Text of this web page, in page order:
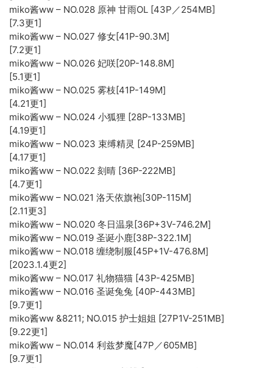
miko酱ww – NO.028 原神 甘雨OL [43P／254MB]
[7.3更1]
miko酱ww – NO.027 修女[41P-90.3M]
[7.2更1]
miko酱ww – NO.026 妃咲[20P-148.8M]
[5.1更1]
miko酱ww – NO.025 雾枝[41P-149M]
[4.21更1]
miko酱ww – NO.024 小狐狸 [28P-133MB]
[4.19更1]
miko酱ww – NO.023 束缚精灵 [24P-259MB]
[4.17更1]
miko酱ww – NO.022 刻晴 [36P-222MB]
[4.7更1]
miko酱ww – NO.021 洛天依旗袍[30P-115M]
[2.11更3]
miko酱ww – NO.020 冬日温泉[36P+3V-746.2M]
miko酱ww – NO.019 圣诞小鹿[38P-322.1M]
miko酱ww – NO.018 缠绕制服[45P+1V-476.8M]
[2023.1.4更2]
miko酱ww – NO.017 礼物猫猫 [43P-425MB]
miko酱ww – NO.016 圣诞兔兔 [40P-443MB]
[9.7更1]
miko酱ww &8211; NO.015 护士姐姐 [27P1V-251MB]
[9.22更1]
miko酱ww – NO.014 利兹梦魔[47P／605MB]
[9.7更1]